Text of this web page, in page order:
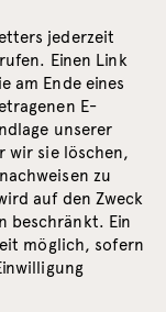
jederzeit
Einen Link
am Ende eines
E-
unserer
wir sie löschen,
zu
auf den Zweck
beschränkt. Ein
möglich, sofern